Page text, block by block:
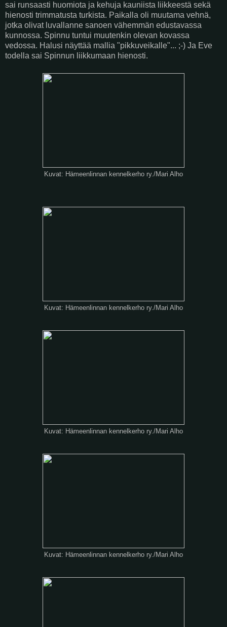
sai runsaasti huomiota ja kehuja kauniista liikkeestä sekä
hienosti trimmatusta turkista. Paikalla oli muutama vehnä,
jotka olivat luvallanne sanoen vähemmän edustavassa
kunnossa. Spinnu tuntui muutenkin olevan kovassa
vedossa. Halusi näyttää mallia "pikkuveikalle"... ;-) Ja Eve
todella sai Spinnun liikkumaan hienosti.
Kuvat: Hämeenlinnan kennelkerho ry./Mari Alho
Kuvat: Hämeenlinnan kennelkerho ry./Mari Alho
Kuvat: Hämeenlinnan kennelkerho ry./Mari Alho
Kuvat: Hämeenlinnan kennelkerho ry./Mari Alho